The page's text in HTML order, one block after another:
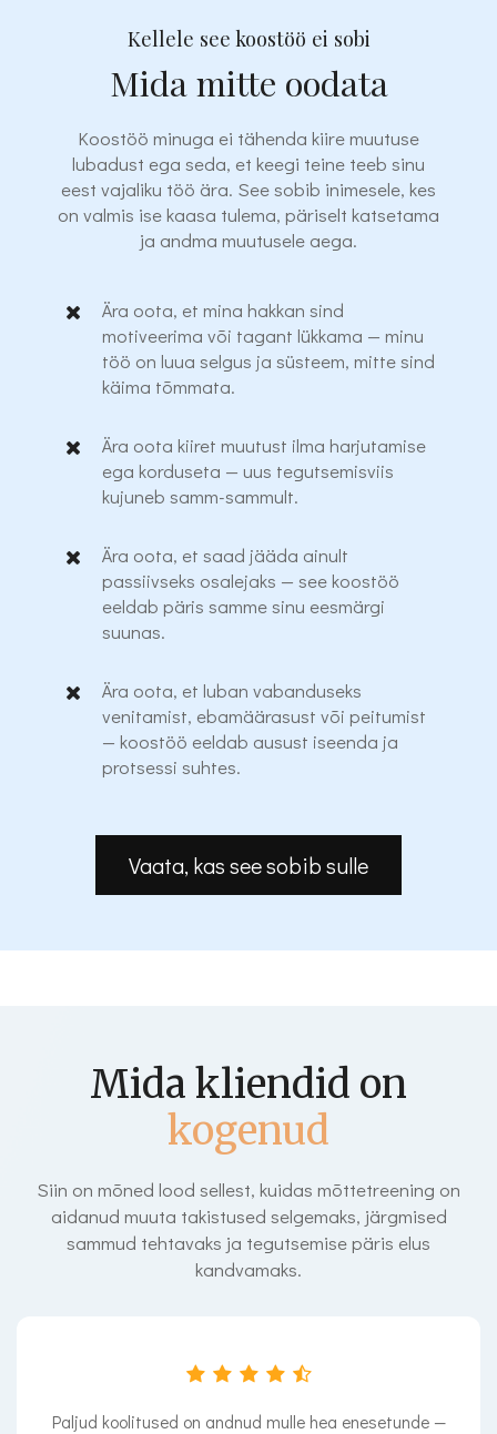
Kellele see koostöö ei sobi
Mida mitte oodata
Koostöö minuga ei tähenda kiire muutuse
lubadust ega seda, et keegi teine teeb sinu
eest vajaliku töö ära. See sobib inimesele, kes
on valmis ise kaasa tulema, päriselt katsetama
ja andma muutusele aega.
Ära oota, et mina hakkan sind
motiveerima või tagant lükkama — minu
töö on luua selgus ja süsteem, mitte sind
käima tõmmata.
Ära oota kiiret muutust ilma harjutamise
ega korduseta — uus tegutsemisviis
kujuneb samm-sammult.
Ära oota, et saad jääda ainult
passiivseks osalejaks — see koostöö
eeldab päris samme sinu eesmärgi
suunas.
Ära oota, et luban vabanduseks
venitamist, ebamäärasust või peitumist
— koostöö eeldab ausust iseenda ja
protsessi suhtes.
Vaata, kas see sobib sulle
Mida kliendid on
kogenud
Siin on mõned lood sellest, kuidas mõttetreening on
aidanud muuta takistused selgemaks, järgmised
sammud tehtavaks ja tegutsemise päris elus
kandvamaks.
Paljud koolitused on andnud mulle hea enesetunde —